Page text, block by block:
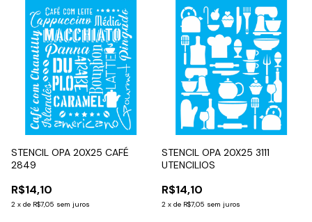
STENCIL OPA 20X25 CAFÉ
2849
R$14,10
2 x de R$7,05 sem juros
STENCIL OPA 20X25 3111
UTENCILIOS
R$14,10
2 x de R$7,05 sem juros